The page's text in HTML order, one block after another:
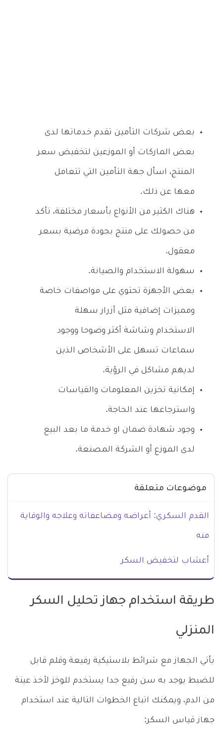
بعض شركات التأمين تقدم خدماتها لدى
بعض الماركات أو الموزعين لتخفيض سعر
المنتج، اسأل جهة التأمين التي تتعامل
معها عن ذلك.
هناك الكثير من الأنواع بأسعار مختلفة، تأكد
من حصولك على منتج بجودة مرضية بسعر
معقول.
سهولة الاستخدام والصيانة.
بعض الأجهزة تحتوي على مواصفات خاصة
ومميزات إضافية مثل أزرار سهلة
الاستخدام وشاشة أكثر وضوحا ووجود
سماعات تسهل على الأشخاص الذين
لديهم مشاكل في الرؤية.
إمكانية تخزين المعلومات والقياسات
واسترجاعها عند الحاجة.
وجود شهادة ضمان او خدمة ما بعد البيع
لدى الموزع أو الشركة المصنعة.
موضوعات متعلقة
القدم السكري: أعراضه ومضاعفاته وعلاجه والوقاية
منه
أعشاب لتخفيض السكر
طريقة استخدام جهاز تحليل السكر
المنزلي
يأتي الجهاز مع شرائط بلاستيكية رفيعة وقلم قابل
للضبط يوجد به سن رفيع جدا يستخدم للوخز لأخذ عينة
من الدم، ويمكنك اتباع الخطوات التالية عند استخدام
جهاز قياس السكر: